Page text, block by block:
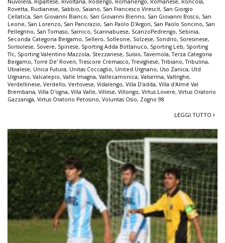
Nuvolera, Ripaltese, Rivoltana, Rodengo, Romanengo, Romanese, Roncola,
Rovetta, Rudianese, Sabbio, Saiano, San Francesco Virescit, San Giorgio
Cellatica, San Giovanni Bianco, San Giovanni Bienno, San Giovanni Bosco, San
Leone, San Lorenzo, San Pancrazio, San Paolo D'Argon, San Paolo Soncino, San
Pellegrino, San Tomaso, Sarnico, Scannabuese, ScanzoPedrengo, Sebinia,
Seconda Categoria Bergamo, Sellero, Solleone, Solzese, Sondrio, Soresinese,
Sorisolese, Sovere, Spinese, Sporting Adda Bottanuco, Sporting Leb, Sporting
Tlc, Sporting Valentino Mazzola, Stezzanese, Suisio,Tavernola,Terza Categoria
Bergamo,Torre De' Roveri,Trescore Cremasco,Trevigliese,Tribiano,Tribulina,
Ubialese, Unica Futura, Unitas Coccaglio, United Urgnano, Uso Zanica, Utd
Urgnano, Valcalepio, Valle Imagna, Vallecamonica, Valserina, Valtrighe,
Verdellinese, Verdello, Vertovese, Vidalengo, Villa D'adda, Villa d'Almè Val
Brembana, Villa D'ogna, Villa Valle, Villese, Villongo, Virtus Lovere, Virtus Oratorio
Gazzaniga, Virtus Oratorio Petosino, Voluntas Osio, Zogno 98
LEGGI TUTTO